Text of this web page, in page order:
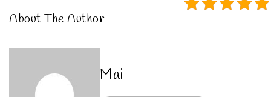
About The Author
Mai